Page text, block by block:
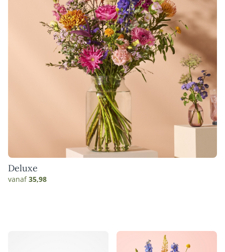
Deluxe
vanaf35,98